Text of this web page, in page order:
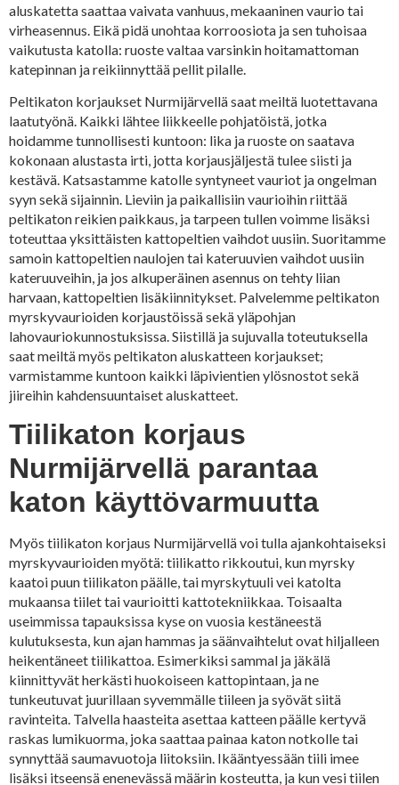
aluskatetta saattaa vaivata vanhuus, mekaaninen vaurio tai
virheasennus. Eikä pidä unohtaa korroosiota ja sen tuhoisaa
vaikutusta katolla: ruoste valtaa varsinkin hoitamattoman
katepinnan ja reikiinnyttää pellit pilalle.
Peltikaton korjaukset Nurmijärvellä saat meiltä luotettavana
laatutyönä. Kaikki lähtee liikkeelle pohjatöistä, jotka
hoidamme tunnollisesti kuntoon: lika ja ruoste on saatava
kokonaan alustasta irti, jotta korjausjäljestä tulee siisti ja
kestävä. Katsastamme katolle syntyneet vauriot ja ongelman
syyn sekä sijainnin. Lieviin ja paikallisiin vaurioihin riittää
peltikaton reikien paikkaus, ja tarpeen tullen voimme lisäksi
toteuttaa yksittäisten kattopeltien vaihdot uusiin. Suoritamme
samoin kattopeltien naulojen tai kateruuvien vaihdot uusiin
kateruuveihin, ja jos alkuperäinen asennus on tehty liian
harvaan, kattopeltien lisäkiinnitykset. Palvelemme peltikaton
myrskyvaurioiden korjaustöissä sekä yläpohjan
lahovauriokunnostuksissa. Siistillä ja sujuvalla toteutuksella
saat meiltä myös peltikaton aluskatteen korjaukset;
varmistamme kuntoon kaikki läpivientien ylösnostot sekä
jiireihin kahdensuuntaiset aluskatteet.
Tiilikaton korjaus
Nurmijärvellä parantaa
katon käyttövarmuutta
Myös tiilikaton korjaus Nurmijärvellä voi tulla ajankohtaiseksi
myrskyvaurioiden myötä: tiilikatto rikkoutui, kun myrsky
kaatoi puun tiilikaton päälle, tai myrskytuuli vei katolta
mukaansa tiilet tai vaurioitti kattotekniikkaa. Toisaalta
useimmissa tapauksissa kyse on vuosia kestäneestä
kulutuksesta, kun ajan hammas ja säänvaihtelut ovat hiljalleen
heikentäneet tiilikattoa. Esimerkiksi sammal ja jäkälä
kiinnittyvät herkästi huokoiseen kattopintaan, ja ne
tunkeutuvat juurillaan syvemmälle tiileen ja syövät siitä
ravinteita. Talvella haasteita asettaa katteen päälle kertyvä
raskas lumikuorma, joka saattaa painaa katon notkolle tai
synnyttää saumavuotoja liitoksiin. Ikääntyessään tiili imee
lisäksi itseensä enenevässä määrin kosteutta, ja kun vesi tiilen